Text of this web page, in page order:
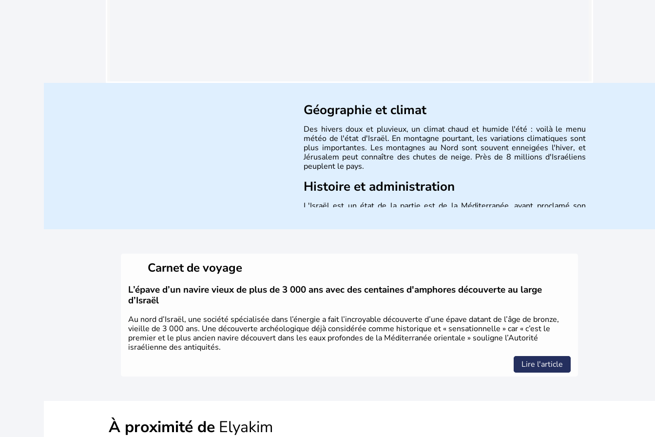
Géographie et climat
Des hivers doux et pluvieux, un climat chaud et humide l'été : voilà le menu
météo de l'état d'Israël. En montagne pourtant, les variations climatiques sont
plus importantes. Les montagnes au Nord sont souvent enneigées l'hiver, et
Jérusalem peut connaître des chutes de neige. Près de 8 millions d'Israéliens
peuplent le pays.
Histoire et administration
L'Israël est un état de la partie est de la Méditerranée, ayant proclamé son
Carnet de voyage
L’épave d’un navire vieux de plus de 3 000 ans avec des centaines d'amphores découverte au large
d’Israël
Au nord d’Israël, une société spécialisée dans l’énergie a fait l’incroyable découverte d’une épave datant de l’âge de bronze,
vieille de 3 000 ans. Une découverte archéologique déjà considérée comme historique et « sensationnelle » car « c’est le
premier et le plus ancien navire découvert dans les eaux profondes de la Méditerranée orientale » souligne l’Autorité
israélienne des antiquités.
Lire l'article
À proximité de Elyakim